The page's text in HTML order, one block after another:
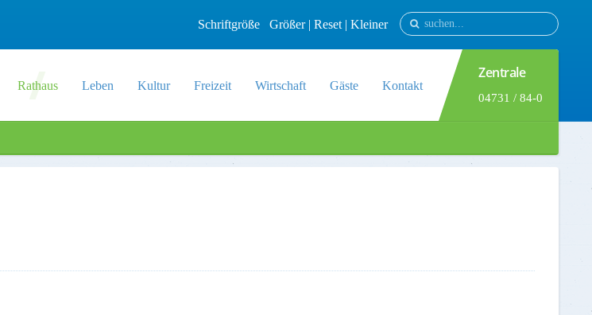
Schriftgröße Größer| Reset | Kleiner
Rathaus Leben Kultur Freizeit Wirtschaft Gäste Kontakt
Zentrale
04731 / 84-0